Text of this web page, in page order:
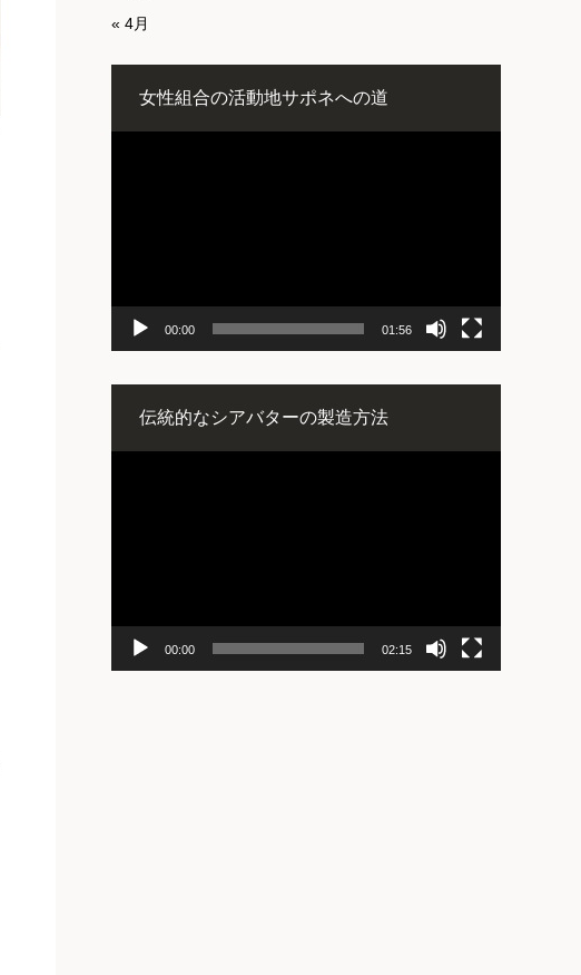
« 4月
女性組合の活動地サポネへの道
00:00 01:56
伝統的なシアバターの製造方法
00:00 02:15